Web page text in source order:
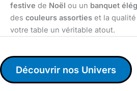
festive de Noël ou un banquet
des couleurs assorties et la
votre table un véritable atout.
Découvrir nos Univers